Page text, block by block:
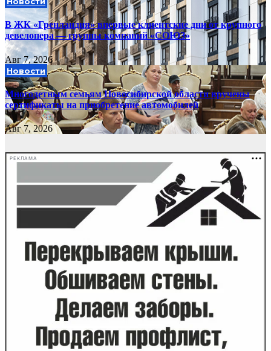
В ЖК «Гренландия» впервые клиентские дни от крупного
девелопера — группы компаний «СОЮЗ»
Авг 7, 2026
Новости
Многодетным семьям Новосибирской области вручены
сертификаты на приобретение автомобилей
Авг 7, 2026
РЕКЛАМА